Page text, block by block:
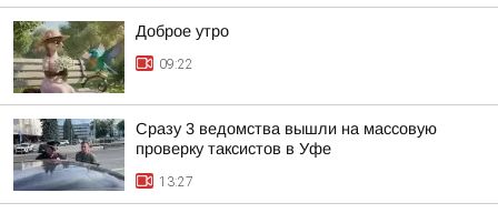
Доброе утро
09:22
Сразу 3 ведомства вышли на массовую
проверку таксистов в Уфе
13:27